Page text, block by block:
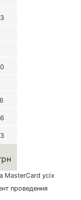
MasterCard усіх
проведення